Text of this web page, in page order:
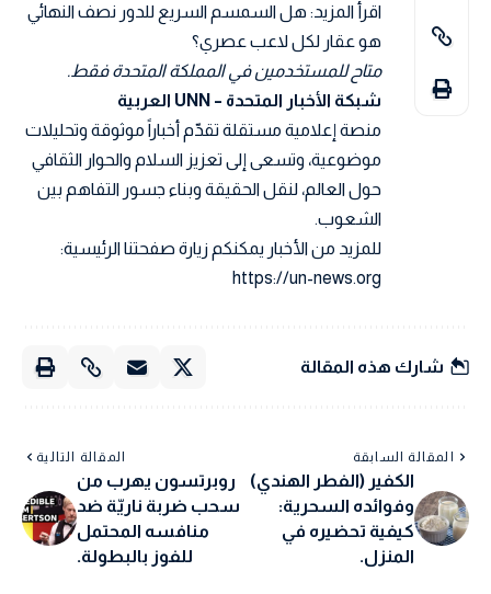
اقرأ المزيد: هل السمسم السريع للدور نصف النهائي
هو عقار لكل لاعب عصري؟
متاح للمستخدمين في المملكة المتحدة فقط.
شبكة الأخبار المتحدة – UNN العربية
منصة إعلامية مستقلة تقدّم أخباراً موثوقة وتحليلات
موضوعية، وتسعى إلى تعزيز السلام والحوار الثقافي
حول العالم، لنقل الحقيقة وبناء جسور التفاهم بين
الشعوب.
للمزيد من الأخبار يمكنكم زيارة صفحتنا الرئيسية:
https://un-news.org
شارك هذه المقالة
المقالة السابقة
الكفير (الفطر الهندي)
وفوائده السحرية:
كيفية تحضيره في
المنزل.
المقالة التالية
روبرتسون يهرب من
سحب ضربة ناريّة ضد
منافسه المحتمل
للفوز بالبطولة.